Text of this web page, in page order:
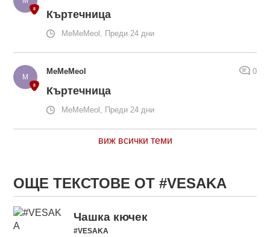
Къртечница
MeMeMeol, Преди 24 дни
MeMeMeol 0
Къртечница
MeMeMeol, Преди 24 дни
виж всички теми
ОЩЕ ТЕКСТОВЕ ОТ #VESAKA
Чашка кючек
#VESAKA